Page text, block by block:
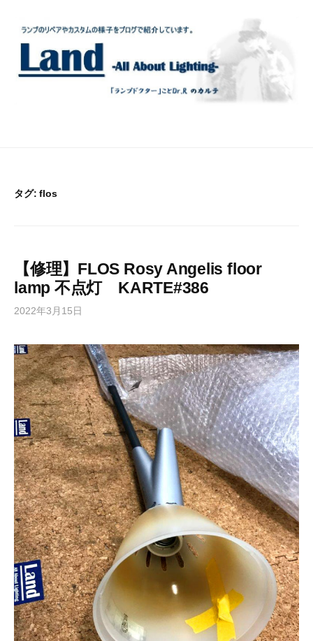
タグ:flos
【修理】FLOS Rosy Angelis floor
lamp 不点灯 KARTE#386
2022年3月15日